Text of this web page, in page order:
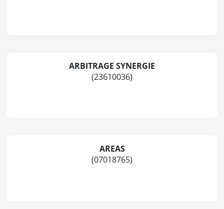
ARBITRAGE SYNERGIE
(23610036)
AREAS
(07018765)